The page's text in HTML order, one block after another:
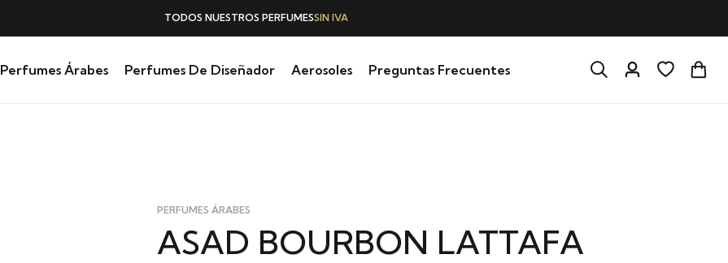
TODOS NUESTROS PERFUMESSIN IVA
Perfumes Árabes Perfumes De Diseñador Aerosoles Preguntas Frecuentes
PERFUMES ÁRABES
ASAD BOURBON LATTAFA